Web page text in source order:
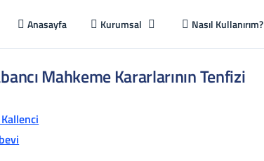
Anasayfa Kurumsal Nasıl Kullanırım?
Mahkeme Kararlarının Tenfizi